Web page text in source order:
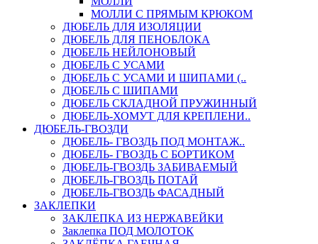
МОЛЛИ С ПРЯМЫМ КРЮКОМ
ДЮБЕЛЬ ДЛЯ ИЗОЛЯЦИИ
ДЮБЕЛЬ ДЛЯ ПЕНОБЛОКА
ДЮБЕЛЬ НЕЙЛОНОВЫЙ
ДЮБЕЛЬ С УСАМИ
ДЮБЕЛЬ С УСАМИ И ШИПАМИ (..
ДЮБЕЛЬ С ШИПАМИ
ДЮБЕЛЬ СКЛАДНОЙ ПРУЖИННЫЙ
ДЮБЕЛЬ-ХОМУТ ДЛЯ КРЕПЛЕНИ..
ДЮБЕЛЬ-ГВОЗДИ
ДЮБЕЛЬ- ГВОЗДЬ ПОД МОНТАЖ..
ДЮБЕЛЬ- ГВОЗДЬ С БОРТИКОМ
ДЮБЕЛЬ-ГВОЗДЬ ЗАБИВАЕМЫЙ
ДЮБЕЛЬ-ГВОЗДЬ ПОТАЙ
ДЮБЕЛЬ-ГВОЗДЬ ФАСАДНЫЙ
ЗАКЛЕПКИ
ЗАКЛЕПКА ИЗ НЕРЖАВЕЙКИ
Заклепка ПОД МОЛОТОК